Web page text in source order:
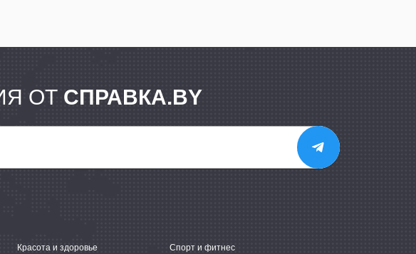
ОТ СПРАВКА.BY
Красота и здоровье
Спорт и фитнес